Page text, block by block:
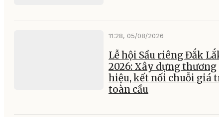
11:28, 05/08/2026
Lễ hội Sầu riêng Đắk Lắk
2026: Xây dựng thương
hiệu, kết nối chuỗi giá
toàn cầu